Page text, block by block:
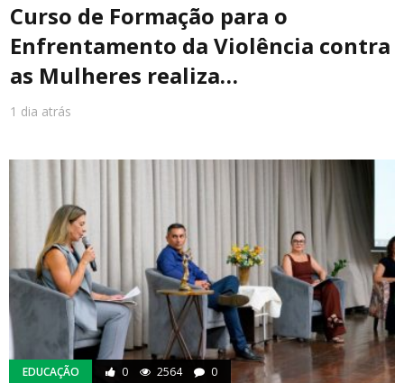
Curso de Formação para o
Enfrentamento da Violência contra
as Mulheres realiza…
1 dia atrás
EDUCAÇÃO 0 2564 0